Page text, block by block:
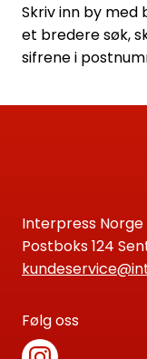
Skriv inn by
et bredere søk,
sifrene i
Interpress Norge
Postboks 124
Følg oss